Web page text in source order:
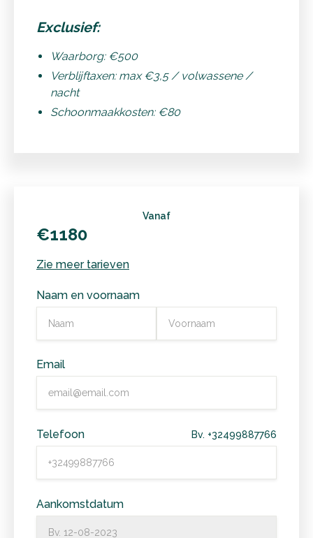
Exclusief:
Waarborg: €500
Verblijftaxen: max €3,5 / volwassene /
nacht
Schoonmaakkosten: €80
Vanaf
€1180
Zie meer tarieven
Naam en voornaam
Email
Telefoon Bv. +32499887766
Aankomstdatum